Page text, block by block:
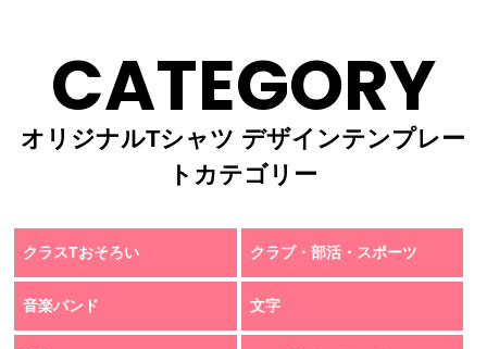
CATEGORY
オリジナルTシャツ デザインテンプレー
トカテゴリー
クラスTおそろい クラブ・部活・スポーツ
音楽バンド 文字